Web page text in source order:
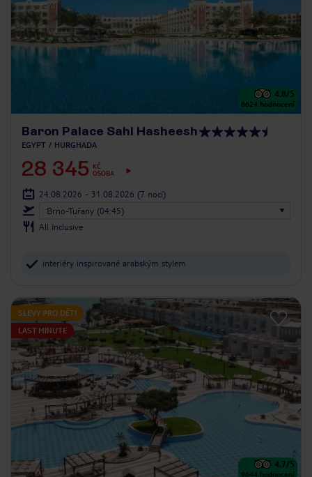
4.8/5
8624 hodnocení
Baron Palace Sahl Hasheesh
EGYPT HURGHADA
28 345
KČ
OSOBA
24.08.2026 - 31.08.2026 (7 nocí)
Brno-Tuřany (04:45)
All Inclusive
interiéry inspirované arabským stylem
SLEVY PRO DĚTI
LAST MINUTE
4.7/5
9644 hodnocení